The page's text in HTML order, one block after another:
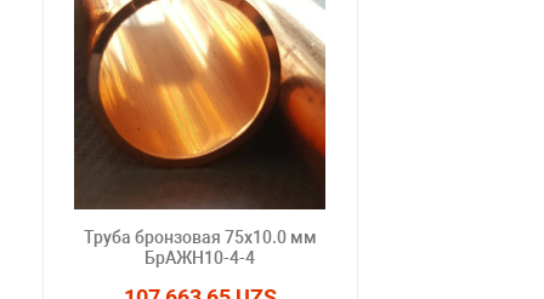
Труба бронзовая 75х10.0 мм
БрАЖН10-4-4